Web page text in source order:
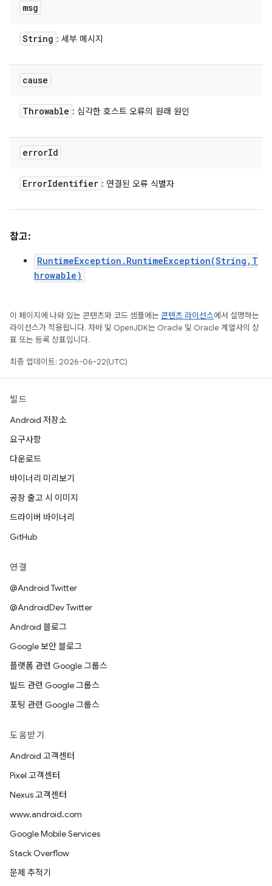
msg
String : 세부 메시지
cause
Throwable : 심각한 호스트 오류의 원래 원인
errorId
ErrorIdentifier : 연결된 오류 식별자
참고:
RuntimeException.RuntimeException(String,T
hrowable)
이 페이지에 나와 있는 콘텐츠와 코드 샘플에는 콘텐츠 라이선스에서 설명하는
라이선스가 적용됩니다. 자바 및 OpenJDK는 Oracle 및 Oracle 계열사의 상
표 또는 등록 상표입니다.
최종 업데이트: 2026-06-22(UTC)
빌드
Android 저장소
요구사항
다운로드
바이너리 미리보기
공장 출고 시 이미지
드라이버 바이너리
GitHub
연결
@Android Twitter
@AndroidDev Twitter
Android 블로그
Google 보안 블로그
플랫폼 관련 Google 그룹스
빌드 관련 Google 그룹스
포팅 관련 Google 그룹스
도움받기
Android 고객센터
Pixel 고객센터
Nexus 고객센터
www.android.com
Google Mobile Services
Stack Overflow
문제 추적기